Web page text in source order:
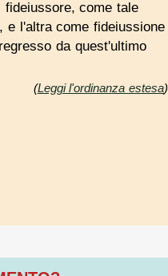
come tale
e l'altra come fideiussione
da quest'ultimo
(Leggi l'ordinanza estesa)